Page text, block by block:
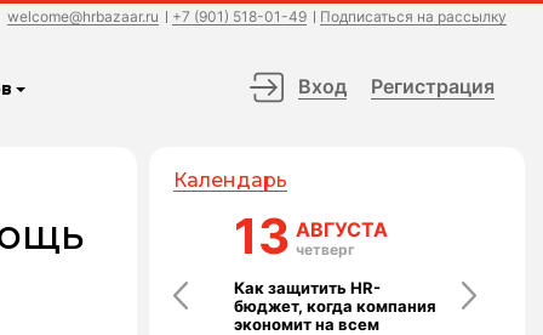
welcome@hrbazaar.ru +7 (901) 518-01-49 Подписаться на рассылку
Вход Регистрация
Календарь
24
Выступление без страха
13 АВГУСТА
четверг
Как защитить HR-
бюджет, когда компания
экономит на всем
Команда как